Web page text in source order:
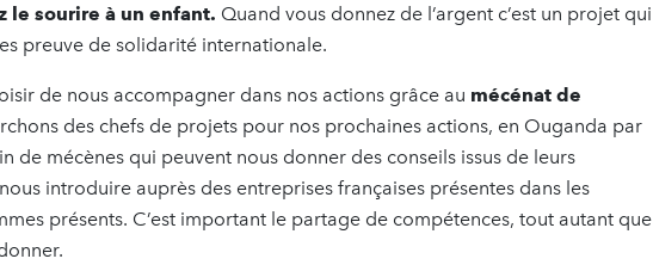
le sourire à un enfant. Quand vous donnez de l’argent c’est un projet qui
preuve de solidarité internationale.
de nous accompagner dans nos actions grâce au mécénat de
des chefs de projets pour nos prochaines actions, en Ouganda par
de mécènes qui peuvent nous donner des conseils issus de leurs
introduire auprès des entreprises françaises présentes dans les
présents. C’est important le partage de compétences, tout autant que